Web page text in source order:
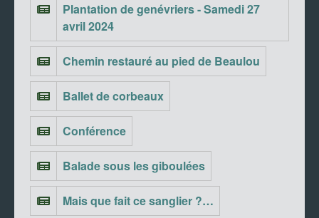
Plantation de genévriers - Samedi 27
avril 2024
Chemin restauré au pied de Beaulou
Ballet de corbeaux
Conférence
Balade sous les giboulées
Mais que fait ce sanglier ?…